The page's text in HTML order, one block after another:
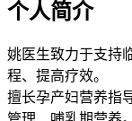
个人简介
姚医生致力于支持
程、提高疗效。
擅长孕产妇营养指